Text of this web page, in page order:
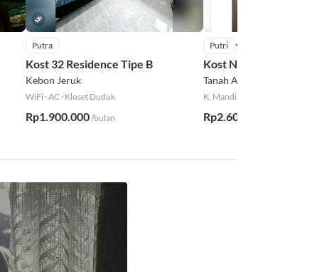
Putra
Kost 32 Residence Tipe B
Kebon Jeruk
WiFi ·AC · Kloset Duduk
Rp1.900.000/bulan
Putri
Kost Nicole
Tanah Abang
K. Mandi Dalam
Rp2.600.000